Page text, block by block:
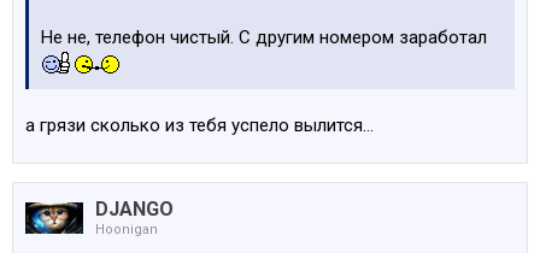
Не не, телефон чистый. С другим номером заработал
а грязи сколько из тебя успело вылится...
DJANGO
Hoonigan